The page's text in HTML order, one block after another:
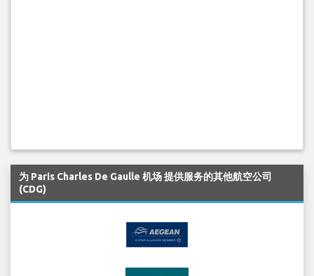
为 Paris Charles De Gaulle 机场 提供服务的其他航空公司
(CDG)